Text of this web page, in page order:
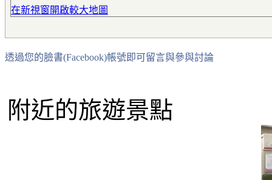
在新視窗開啟較大地圖
透過您的臉書(Facebook)帳號即可留言與參與討論
附近的旅遊景點